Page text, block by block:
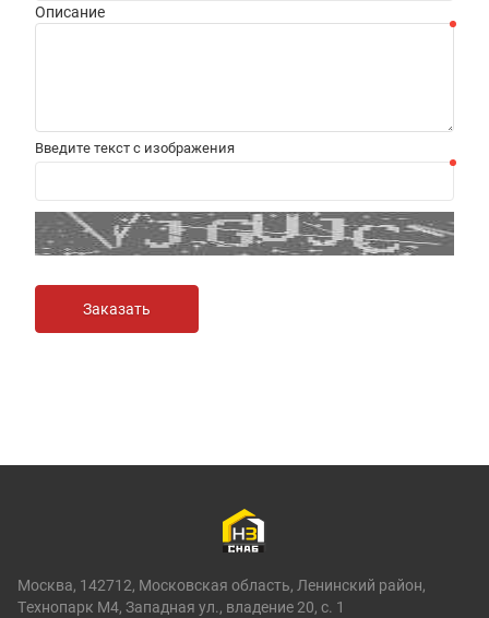
Описание
Введите текст с изображения
Москва, 142712, Московская область, Ленинский район,
Технопарк М4, Западная ул., владение 20, с. 1